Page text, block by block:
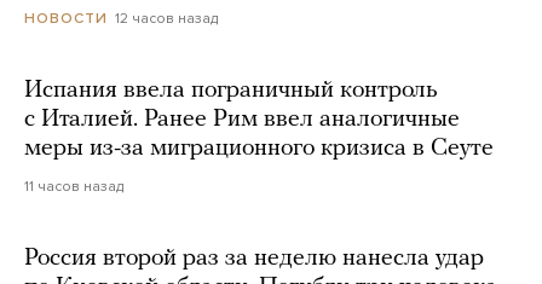
НОВОСТИ 12 часов назад
Испания ввела пограничный контроль
с Италией. Ранее Рим ввел аналогичные
меры из-за миграционного кризиса в Сеуте
11 часов назад
Россия второй раз за неделю нанесла удар